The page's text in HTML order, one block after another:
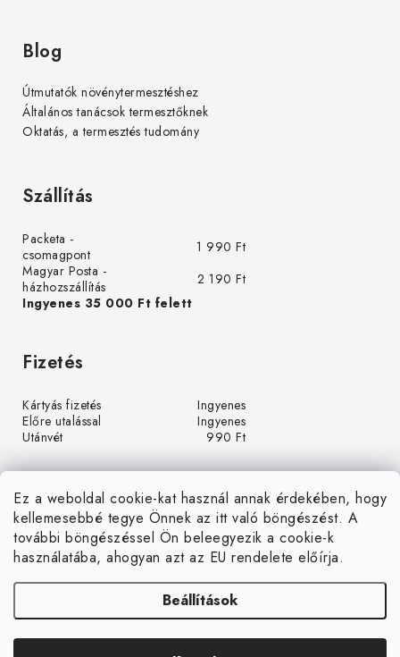
Ez a weboldal cookie-kat használ annak érdekében, hogy
kellemesebbé tegye Önnek az itt való böngészést. A
további böngészéssel Ön beleegyezik a cookie-k
használatába, ahogyan azt az EU rendelete előírja.
Beállítások
Blog
Útmutatók növénytermesztéshez
Általános tanácsok termesztőknek
Oktatás, a termesztés tudomány
Szállítás
Packeta -
csomagpont
1 990 Ft
Magyar Posta -
házhozszállítás
2 190 Ft
Ingyenes 35 000 Ft felett
Fizetés
Kártyás fizetés
Ingyenes
Előre utalással
Ingyenes
Utánvét
990 Ft
r
u
Árukereső.hu